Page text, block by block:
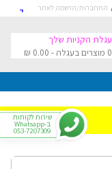
קישור
התחברות/הרשמה לאתר
עגלת הקניות שלך
0 מוצרים בעגלה - 0.00 ₪
שירות לקוחות
ב-Whatsapp
053-7207309